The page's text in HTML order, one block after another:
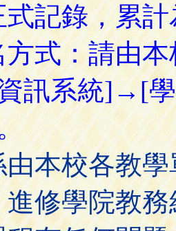
記錄，累
式：請由
訊系統]→[
本校各教
修學院教